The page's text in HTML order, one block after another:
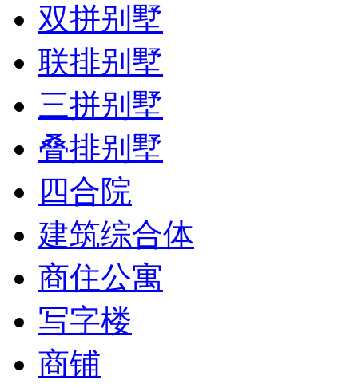
双拼别墅
联排别墅
三拼别墅
叠排别墅
四合院
建筑综合体
商住公寓
写字楼
商铺